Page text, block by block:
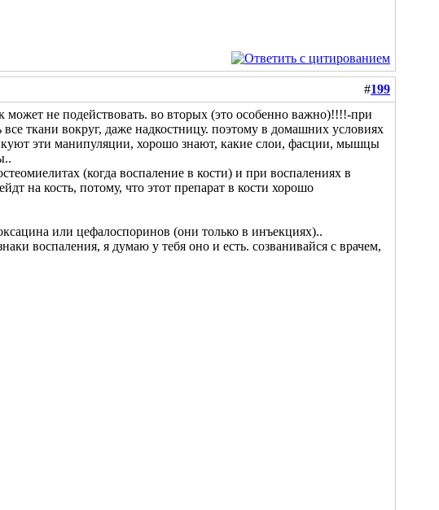
#199
не подействовать. во вторых (это особенно важно)!!!!-при
ткани вокруг, даже надкостницу. поэтому в домашних условиях
эти манипуляции, хорошо знают, какие слои, фасции, мышцы
(когда воспаление в кости) и при воспалениях в
на кость, потому, что этот препарат в кости хорошо
или цефалоспоринов (они только в инъекциях)..
воспаления, я думаю у тебя оно и есть. созванивайся с врачем,